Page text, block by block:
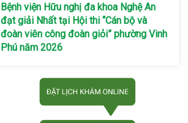
Bệnh viện Hữu nghị đa khoa Nghệ An
đạt giải Nhất tại Hội thi “Cán bộ và
đoàn viên công đoàn giỏi” phường Vinh
Phú năm 2026